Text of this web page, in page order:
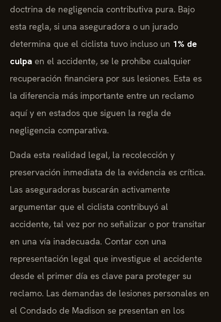
doctrina de negligencia contributiva pura. Bajo
esta regla, si una aseguradora o un jurado
determina que el ciclista tuvo incluso un 1% de
culpa en el accidente, se le prohíbe cualquier
recuperación financiera por sus lesiones. Esta es
la diferencia más importante entre un reclamo
aquí y en estados que siguen la regla de
negligencia comparativa.
Dada esta realidad legal, la recolección y
preservación inmediata de la evidencia es crítica.
Las aseguradoras buscarán activamente
argumentar que el ciclista contribuyó al
accidente, tal vez por no señalizar o por transitar
en una vía inadecuada. Contar con una
representación legal que investigue el accidente
desde el primer día es clave para proteger su
reclamo. Las demandas de lesiones personales en
el Condado de Madison se presentan en los